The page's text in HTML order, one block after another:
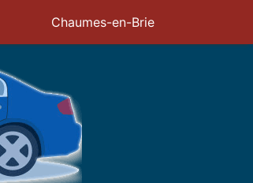
Chaumes-en-Brie